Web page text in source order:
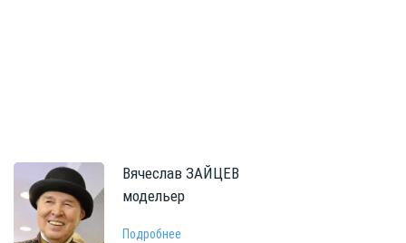
Вячеслав ЗАЙЦЕВ
модельер
Подробнее